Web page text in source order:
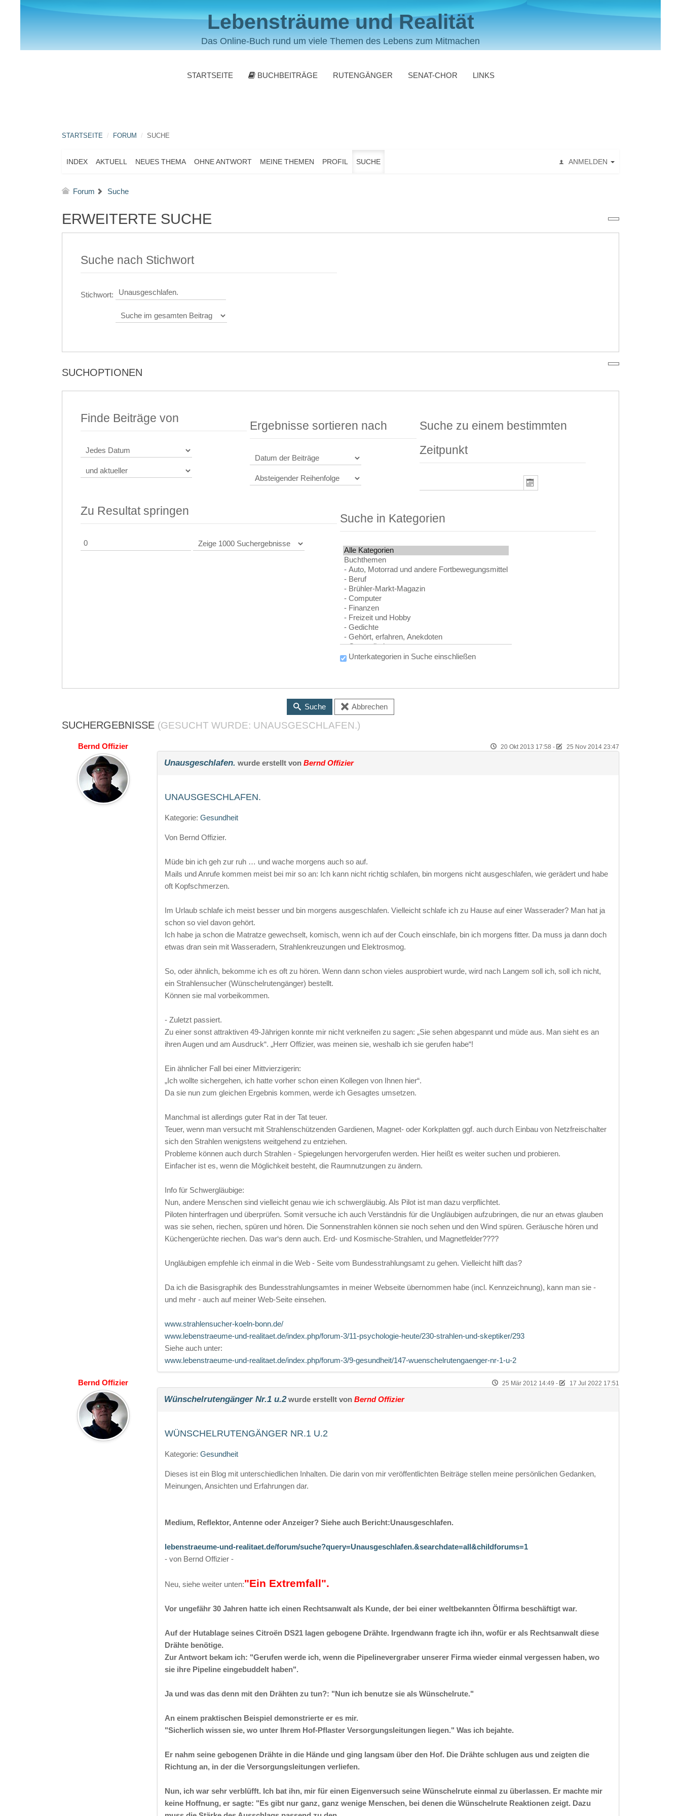
Lebensträume und Realität
Das Online-Buch rund um viele Themen des Lebens zum Mitmachen
STARTSEITE BUCHBEITRÄGE RUTENGÄNGER SENAT-CHOR LINKS
STARTSEITE FORUM SUCHE
INDEX AKTUELL NEUES THEMA OHNE ANTWORT MEINE THEMEN PROFIL SUCHE ANMELDEN
Forum Suche
ERWEITERTE SUCHE
Suche nach Stichwort
Stichwort:
SUCHOPTIONEN
Finde Beiträge von
Ergebnisse sortieren nach
Suche zu einem bestimmten
Zeitpunkt
Zu Resultat springen
Suche in Kategorien
Unterkategorien in Suche einschließen
Suche Abbrechen
SUCHERGEBNISSE (GESUCHT WURDE: UNAUSGESCHLAFEN.)
Bernd Offizier 20 Okt 2013 17:58 - 25 Nov 2014 23:47
Unausgeschlafen. wurde erstellt vonBernd Offizier
UNAUSGESCHLAFEN.
Kategorie:Gesundheit
Von Bernd Offizier.
Müde bin ich geh zur ruh … und wache morgens auch so auf.
Mails und Anrufe kommen meist bei mir so an: Ich kann nicht richtig schlafen, bin morgens nicht ausgeschlafen, wie gerädert und habe
oft Kopfschmerzen.
Im Urlaub schlafe ich meist besser und bin morgens ausgeschlafen. Vielleicht schlafe ich zu Hause auf einer Wasserader? Man hat ja
schon so viel davon gehört.
Ich habe ja schon die Matratze gewechselt, komisch, wenn ich auf der Couch einschlafe, bin ich morgens fitter. Da muss ja dann doch
etwas dran sein mit Wasseradern, Strahlenkreuzungen und Elektrosmog.
So, oder ähnlich, bekomme ich es oft zu hören. Wenn dann schon vieles ausprobiert wurde, wird nach Langem soll ich, soll ich nicht,
ein Strahlensucher (Wünschelrutengänger) bestellt.
Können sie mal vorbeikommen.
- Zuletzt passiert.
Zu einer sonst attraktiven 49-Jährigen konnte mir nicht verkneifen zu sagen: „Sie sehen abgespannt und müde aus. Man sieht es an
ihren Augen und am Ausdruck“. „Herr Offizier, was meinen sie, weshalb ich sie gerufen habe“!
Ein ähnlicher Fall bei einer Mittvierzigerin:
„Ich wollte sichergehen, ich hatte vorher schon einen Kollegen von Ihnen hier“.
Da sie nun zum gleichen Ergebnis kommen, werde ich Gesagtes umsetzen.
Manchmal ist allerdings guter Rat in der Tat teuer.
Teuer, wenn man versucht mit Strahlenschützenden Gardienen, Magnet- oder Korkplatten ggf. auch durch Einbau von Netzfreischalter
sich den Strahlen wenigstens weitgehend zu entziehen.
Probleme können auch durch Strahlen - Spiegelungen hervorgerufen werden. Hier heißt es weiter suchen und probieren.
Einfacher ist es, wenn die Möglichkeit besteht, die Raumnutzungen zu ändern.
Info für Schwergläubige:
Nun, andere Menschen sind vielleicht genau wie ich schwergläubig. Als Pilot ist man dazu verpflichtet.
Piloten hinterfragen und überprüfen. Somit versuche ich auch Verständnis für die Ungläubigen aufzubringen, die nur an etwas glauben
was sie sehen, riechen, spüren und hören. Die Sonnenstrahlen können sie noch sehen und den Wind spüren. Geräusche hören und
Küchengerüchte riechen. Das war‘s denn auch. Erd- und Kosmische-Strahlen, und Magnetfelder????
Ungläubigen empfehle ich einmal in die Web - Seite vom Bundesstrahlungsamt zu gehen. Vielleicht hilft das?
Da ich die Basisgraphik des Bundesstrahlungsamtes in meiner Webseite übernommen habe (incl. Kennzeichnung), kann man sie -
und mehr - auch auf meiner Web-Seite einsehen.
www.strahlensucher-koeln-bonn.de/
www.lebenstraeume-und-realitaet.de/index.php/forum-3/11-psychologie-heute/230-strahlen-und-skeptiker/293
Siehe auch unter:
www.lebenstraeume-und-realitaet.de/index.php/forum-3/9-gesundheit/147-wuenschelrutengaenger-nr-1-u-2
Bernd Offizier 25 Mär 2012 14:49 - 17 Jul 2022 17:51
Wünschelrutengänger Nr.1 u.2wurde erstellt vonBernd Offizier
WÜNSCHELRUTENGÄNGER NR.1 U.2
Kategorie:Gesundheit
Dieses ist ein Blog mit unterschiedlichen Inhalten. Die darin von mir veröffentlichten Beiträge stellen meine persönlichen Gedanken,
Meinungen, Ansichten und Erfahrungen dar.
Medium, Reflektor, Antenne oder Anzeiger? Siehe auch Bericht:Unausgeschlafen.
lebenstraeume-und-realitaet.de/forum/suche?query=Unausgeschlafen.&searchdate=all&childforums=1
- von Bernd Offizier -
Neu, siehe weiter unten:"Ein Extremfall".
Vor ungefähr 30 Jahren hatte ich einen Rechtsanwalt als Kunde, der bei einer weltbekannten Ölfirma beschäftigt war.
Auf der Hutablage seines Citroën DS21 lagen gebogene Drähte. Irgendwann fragte ich ihn, wofür er als Rechtsanwalt diese
Drähte benötige.
Zur Antwort bekam ich: "Gerufen werde ich, wenn die Pipelinevergraber unserer Firma wieder einmal vergessen haben, wo
sie ihre Pipeline eingebuddelt haben".
Ja und was das denn mit den Drähten zu tun?: "Nun ich benutze sie als Wünschelrute."
An einem praktischen Beispiel demonstrierte er es mir.
"Sicherlich wissen sie, wo unter Ihrem Hof-Pflaster Versorgungsleitungen liegen." Was ich bejahte.
Er nahm seine gebogenen Drähte in die Hände und ging langsam über den Hof. Die Drähte schlugen aus und zeigten die
Richtung an, in der die Versorgungsleitungen verliefen.
Nun, ich war sehr verblüfft. Ich bat ihn, mir für einen Eigenversuch seine Wünschelrute einmal zu überlassen. Er machte mir
keine Hoffnung, er sagte: "Es gibt nur ganz, ganz wenige Menschen, bei denen die Wünschelrute Reaktionen zeigt. Dazu